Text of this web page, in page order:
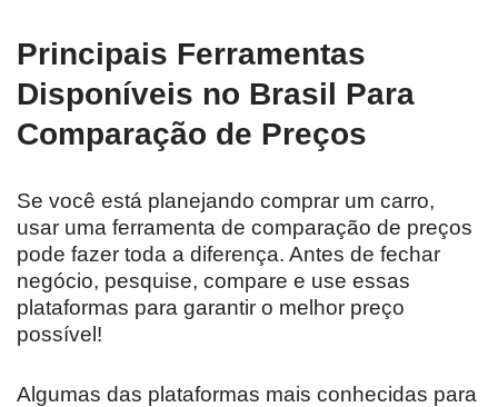
Principais Ferramentas
Disponíveis no Brasil Para
Comparação de Preços
Se você está planejando comprar um carro,
usar uma ferramenta de comparação de preços
pode fazer toda a diferença. Antes de fechar
negócio, pesquise, compare e use essas
plataformas para garantir o melhor preço
possível!
Algumas das plataformas mais conhecidas para